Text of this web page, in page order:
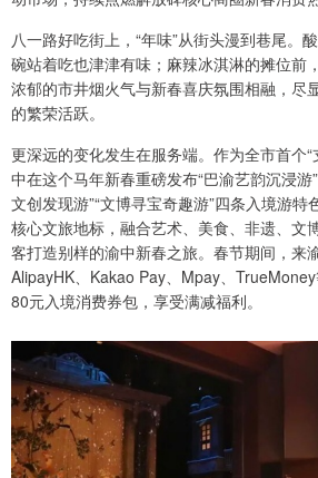
八一路好吃街上，“年味”从街头漫到巷尾。
碗站着吃也津津有味；麻辣冰淇淋的摊位前
浓郁的市井烟火气与新春喜庆氛围相融，尽
的繁荣活跃。
更深远的变化发生在服务端。作为全市首个
中在这个马年新春重磅发布“巴渝艺韵沉浸游
文创发现游”“文博寻宝奇趣游”四条入境游特
核心文旅地标，融合艺术、美食、非遗、文
客打造别样的渝中新春之旅。春节期间，来
AlipayHK、Kakao Pay、Mpay、
80元入境消费券包，享受满减福利。